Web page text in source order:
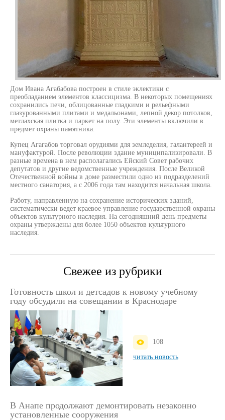
Дом Ивана Агабабова построен в стиле эклектики с
преобладанием элементов классицизма. В некоторых помещениях
сохранились печи, облицованные гладкими и рельефными
глазурованными плитами и медальонами, лепной декор потолков,
метлахская плитка и паркет на полу. Эти элементы включили в
предмет охраны памятника.
Купец Агагабов торговал орудиями для земледелия, галантереей и
мануфактурой. После революции здание муниципализировали. В
разные времена в нем располагались Ейский Совет рабочих
депутатов и другие ведомственные учреждения. После Великой
Отечественной войны в доме разместили одно из подразделений
местного санатория, а с 2006 года там находится начальная школа.
Работу, направленную на сохранение исторических зданий,
систематически ведет краевое управление государственной охраны
объектов культурного наследия. На сегодняшний день предметы
охраны утверждены для более 1050 объектов культурного
наследия.
Свежее из рубрики
Готовность школ и детсадов к новому учебному
году обсудили на совещании в Краснодаре
108
читать новость
В Анапе продолжают демонтировать незаконно
установленные сооружения